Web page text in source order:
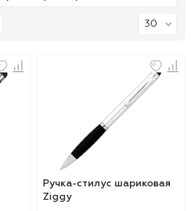
Ручка-стилус шариковая
Ziggy